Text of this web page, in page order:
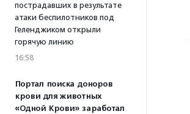
пострадавших в результате
атаки беспилотников под
Геленджиком открыли
горячую линию
16:58
Портал поиска доноров
крови для животных
«Одной Крови» заработал